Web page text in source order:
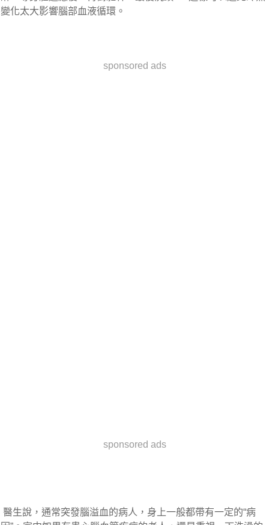
變化太大影響腦部血液循環。
sponsored ads
sponsored ads